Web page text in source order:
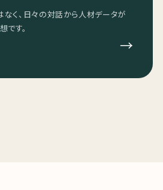
く、日々の対話から人材データが
です。
→